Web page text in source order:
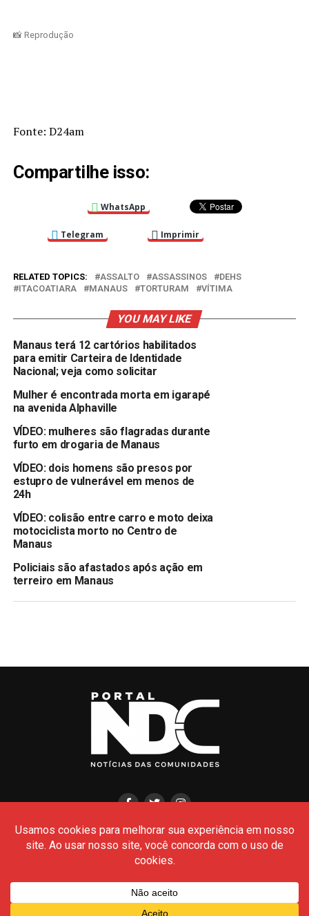
📸 Reprodução
Fonte: D24am
Compartilhe isso:
WhatsApp
Telegram Imprimir
RELATED TOPICS: ASSALTO ASSASSINOS
DEHS
ITACOATIARA
MANAUS TORTURAM VÍTIMA
YOU MAY LIKE
Manaus terá 12 cartórios habilitados
para emitir Carteira de Identidade
Nacional; veja como solicitar
Mulher é encontrada morta em igarapé
na avenida Alphaville
VÍDEO: mulheres são flagradas durante
furto em drogaria de Manaus
VÍDEO: dois homens são presos por
estupro de vulnerável em menos de
24h
VÍDEO: colisão entre carro e moto deixa
motociclista morto no Centro de
Manaus
Policiais são afastados após ação em
terreiro em Manaus
HOME CIDADES POLÍCIA POLÍTICA
AMAZONAS
CULTURA
Todos os Direitos Reservados- © 2026 - Portal NDC